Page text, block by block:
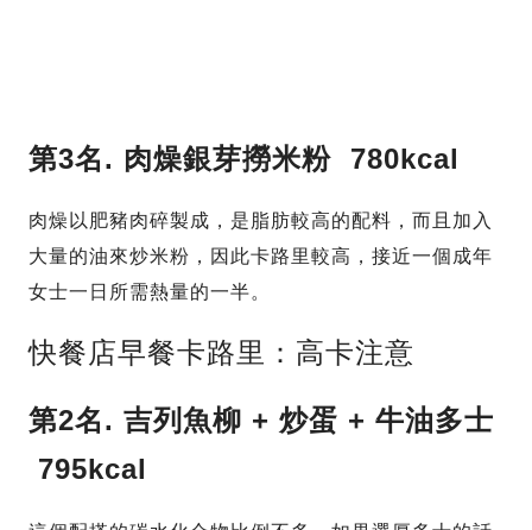
第3名. 肉燥銀芽撈米粉 780kcal
肉燥以肥豬肉碎製成，是脂肪較高的配料，而且加入
大量的油來炒米粉，因此卡路里較高，接近一個成年
女士一日所需熱量的一半。
快餐店早餐卡路里：高卡注意
第2名. 吉列魚柳 + 炒蛋 + 牛油多士
795kcal